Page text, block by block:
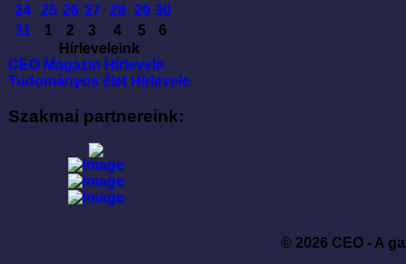
24
25 26 27 28 29 30
31
1 2 3 4 5
6
Hírleveleink
CEO Magazin Hírlevele
Tudományos élet Hírlevele
Szakmai partnereink:
© 2026 CEO - A